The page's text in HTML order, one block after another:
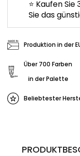
⭐ Kaufen
Sie das
Produktion in der
Über 700 Farben
in der Palette
Beliebtester